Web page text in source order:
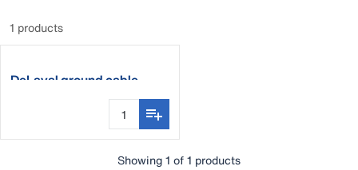
1 products
DeLaval ground cable
Showing 1 of 1 products